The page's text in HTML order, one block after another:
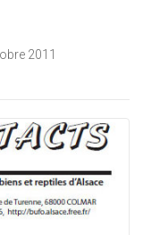
2011